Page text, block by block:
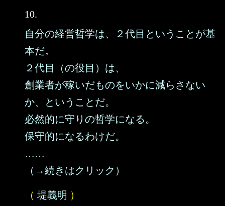
10.
自分の経営哲学は、２代目ということが基
本だ。
２代目（の役目）は、
創業者が稼いだものをいかに減らさない
か、ということだ。
必然的に守りの哲学になる。
保守的になるわけだ。
……
（→続きはクリック）
（ 堤義明 ）